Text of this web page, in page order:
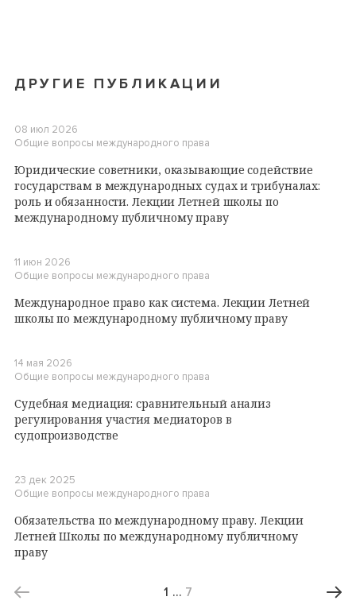
ДРУГИЕ ПУБЛИКАЦИИ
08 июл 2026
Общие вопросы международного права
Юридические советники, оказывающие содействие
государствам в международных судах и трибуналах:
роль и обязанности. Лекции Летней школы по
международному публичному праву
11 июн 2026
Общие вопросы международного права
Международное право как система. Лекции Летней
школы по международному публичному праву
14 мая 2026
Общие вопросы международного права
Судебная медиация: сравнительный анализ
регулирования участия медиаторов в
судопроизводстве
23 дек 2025
Общие вопросы международного права
Обязательства по международному праву. Лекции
Летней Школы по международному публичному
праву
1 … 7